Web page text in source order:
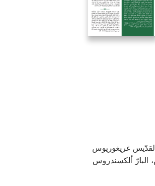
ثيوفانس المعترف، القدّيس غريغوريوس
القدّيس نيكيفورس بطريرك القسطنطينيّة *14: البارّ بنادكتس، البارّ ألكسندروس